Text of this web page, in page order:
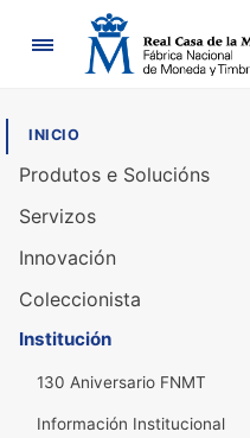
Navegación
INICIO
Produtos e Solucións
Servizos
Innovación
Coleccionista
Institución
130 Aniversario FNMT
Información Institucional